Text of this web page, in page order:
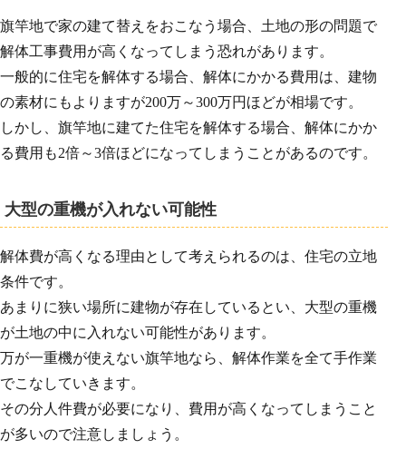
旗竿地で家の建て替えをおこなう場合、土地の形の問題で
解体工事費用が高くなってしまう恐れがあります。
一般的に住宅を解体する場合、解体にかかる費用は、建物
の素材にもよりますが200万～300万円ほどが相場です。
しかし、旗竿地に建てた住宅を解体する場合、解体にかか
る費用も2倍～3倍ほどになってしまうことがあるのです。
大型の重機が入れない可能性
解体費が高くなる理由として考えられるのは、住宅の立地
条件です。
あまりに狭い場所に建物が存在しているとい、大型の重機
が土地の中に入れない可能性があります。
万が一重機が使えない旗竿地なら、解体作業を全て手作業
でこなしていきます。
その分人件費が必要になり、費用が高くなってしまうこと
が多いので注意しましょう。